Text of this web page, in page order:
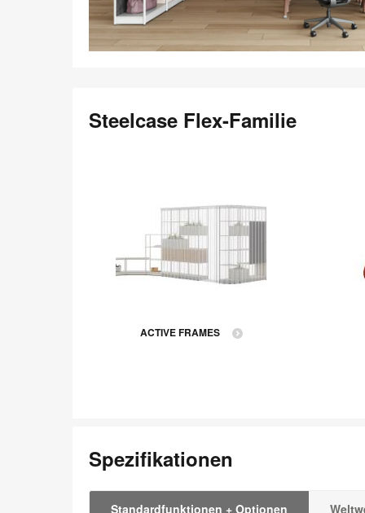
Steelcase Flex-Familie
ACTIVE FRAMES
Spezifikationen
Standardfunktionen + Optionen